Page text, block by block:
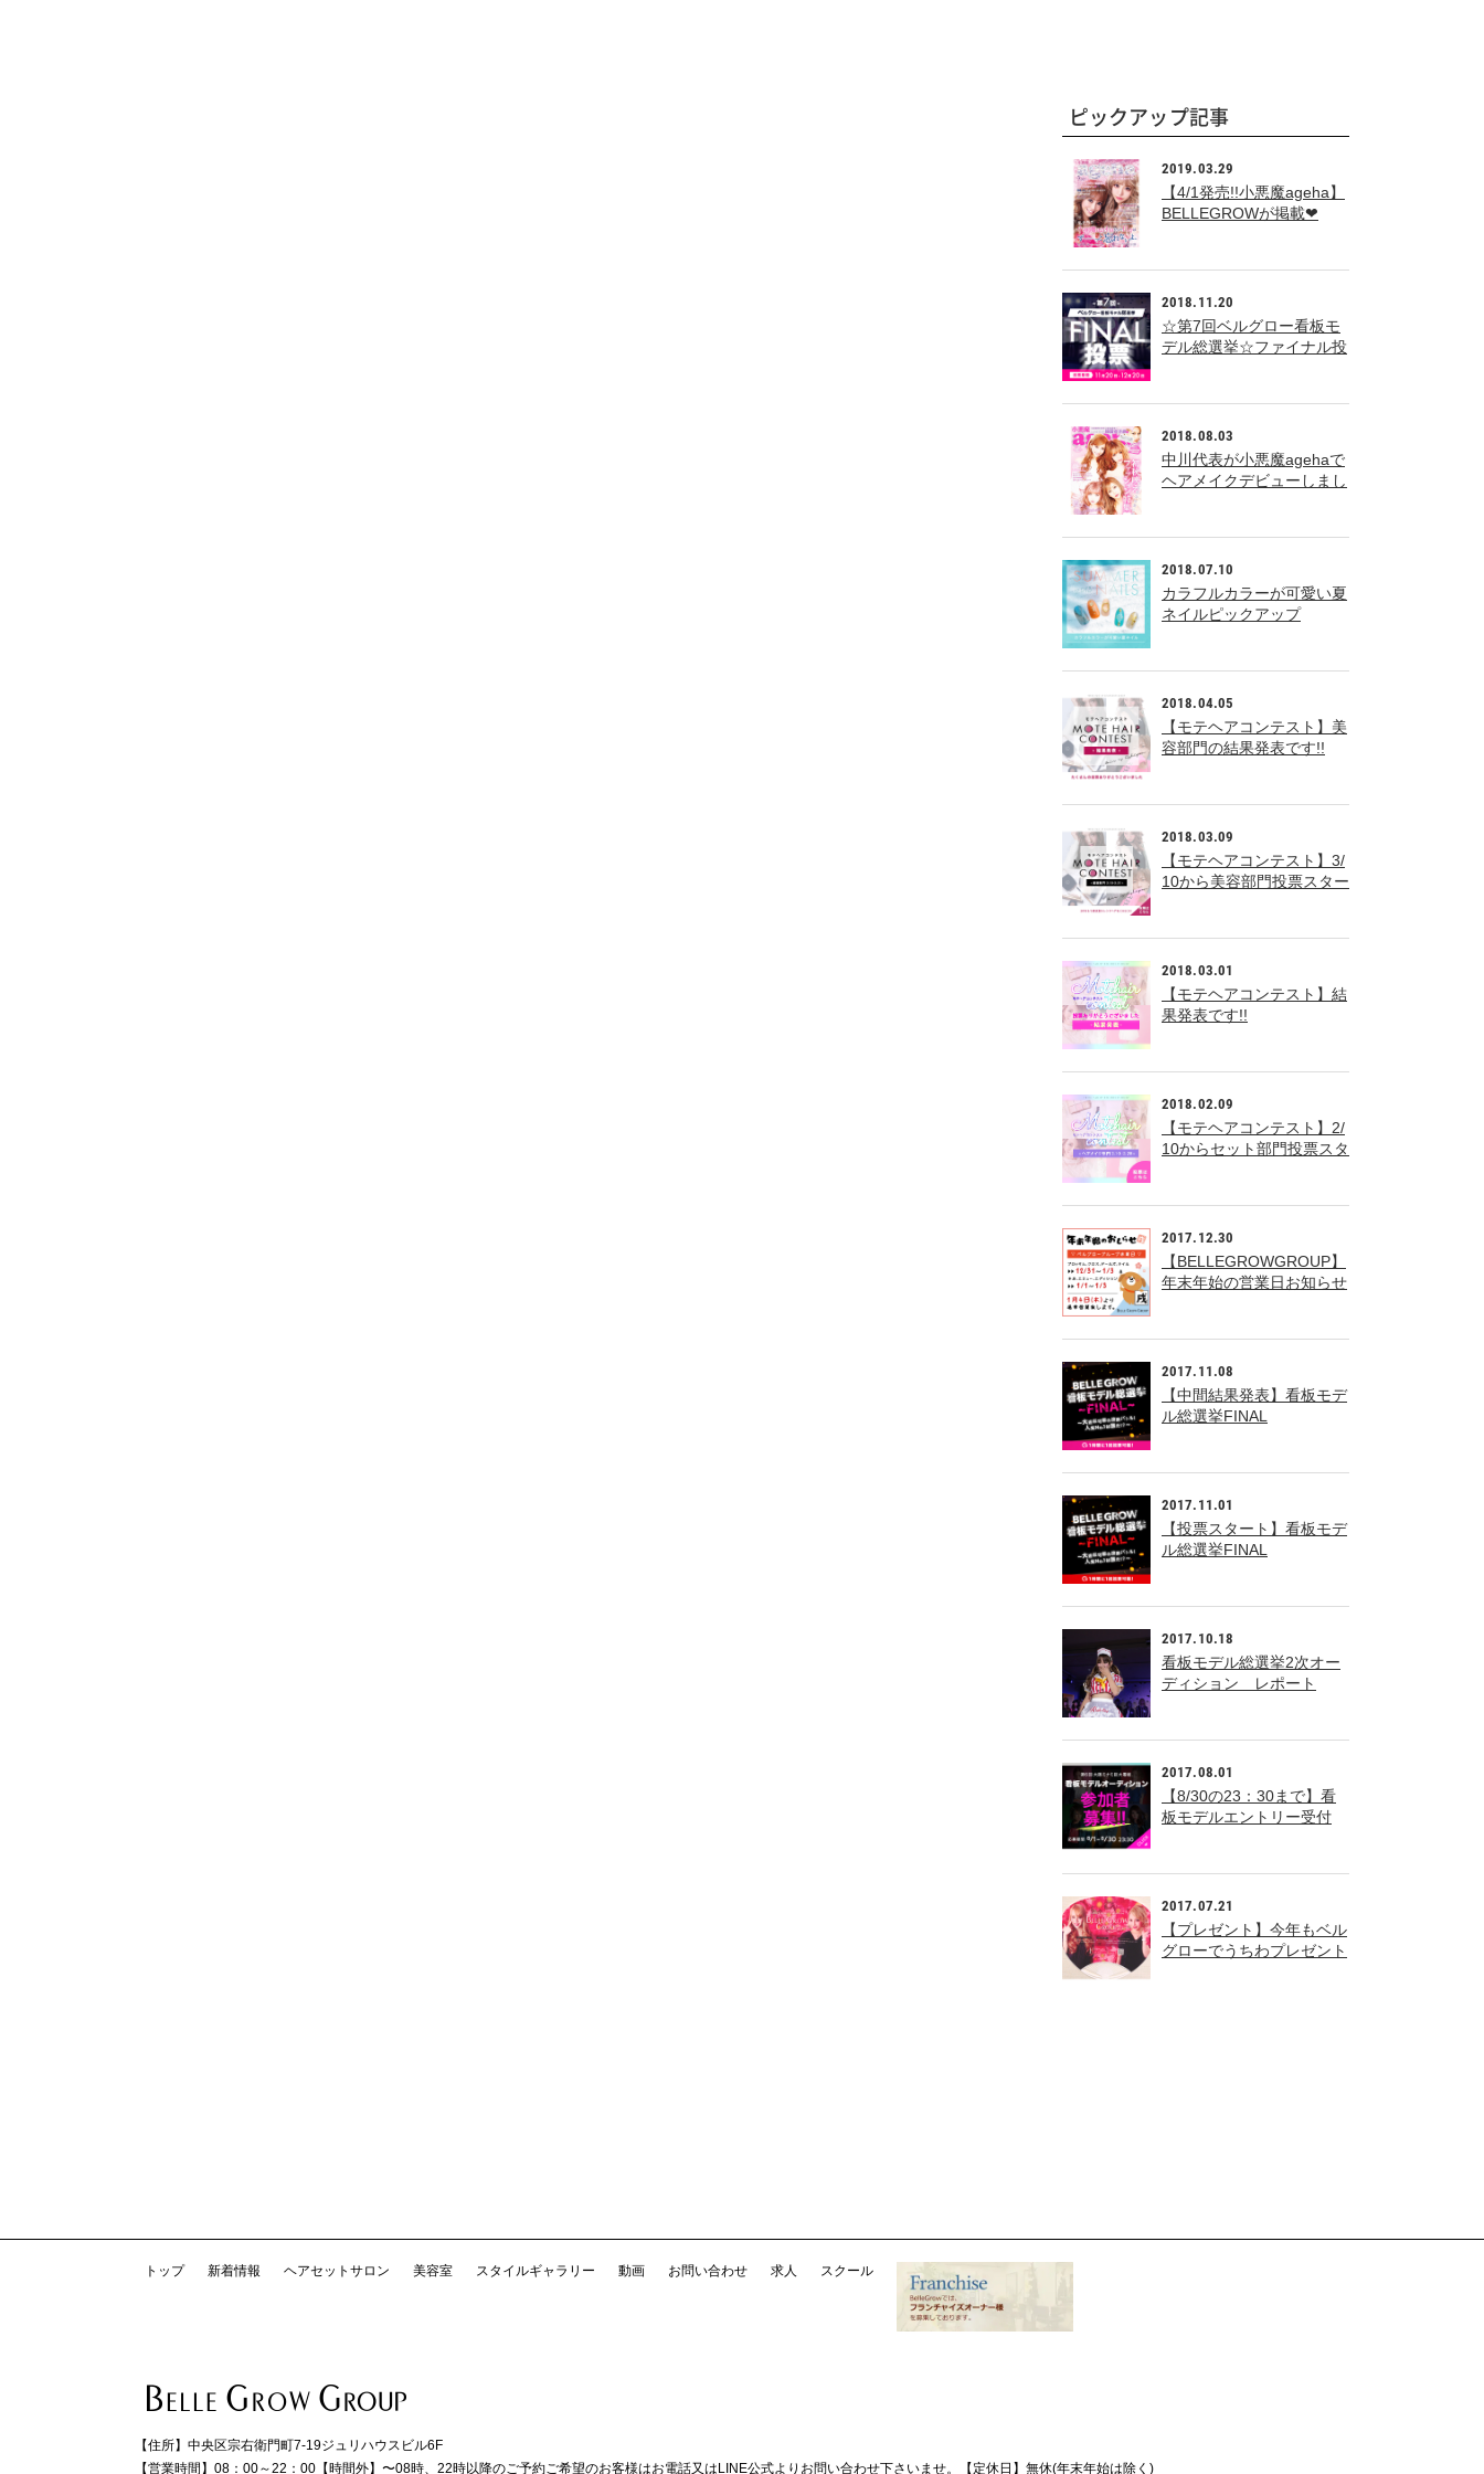
ピックアップ記事
2019.03.29
【4/1発売!!小悪魔ageha】
BELLEGROWが掲載❤
2018.11.20
☆第7回ベルグロー看板モ
デル総選挙☆ファイナル投
2018.08.03
中川代表が小悪魔agehaで
ヘアメイクデビューしまし
2018.07.10
カラフルカラーが可愛い夏
ネイルピックアップ
2018.04.05
【モテヘアコンテスト】美
容部門の結果発表です!!
2018.03.09
【モテヘアコンテスト】3/
10から美容部門投票スター
2018.03.01
【モテヘアコンテスト】結
果発表です!!
2018.02.09
【モテヘアコンテスト】2/
10からセット部門投票スタ
2017.12.30
【BELLEGROWGROUP】
年末年始の営業日お知らせ
2017.11.08
【中間結果発表】看板モデ
ル総選挙FINAL
2017.11.01
【投票スタート】看板モデ
ル総選挙FINAL
2017.10.18
看板モデル総選挙2次オー
ディション レポート
2017.08.01
【8/30の23：30まで】看
板モデルエントリー受付
2017.07.21
【プレゼント】今年もベル
グローでうちわプレゼント
トップ 新着情報 ヘアセットサロン 美容室 スタイルギャラリー 動画 お問い合わせ 求人 スクール
【住所】 中央区宗右衛門町7-19ジュリハウスビル6F
【営業時間】 08：00～22：00 【時間外】 〜08時、22時以降のご予約ご希望のお客様はお電話又はLINE公式よりお問い合わせ下さいませ。 【定休日】 無休(年末年始は除く)